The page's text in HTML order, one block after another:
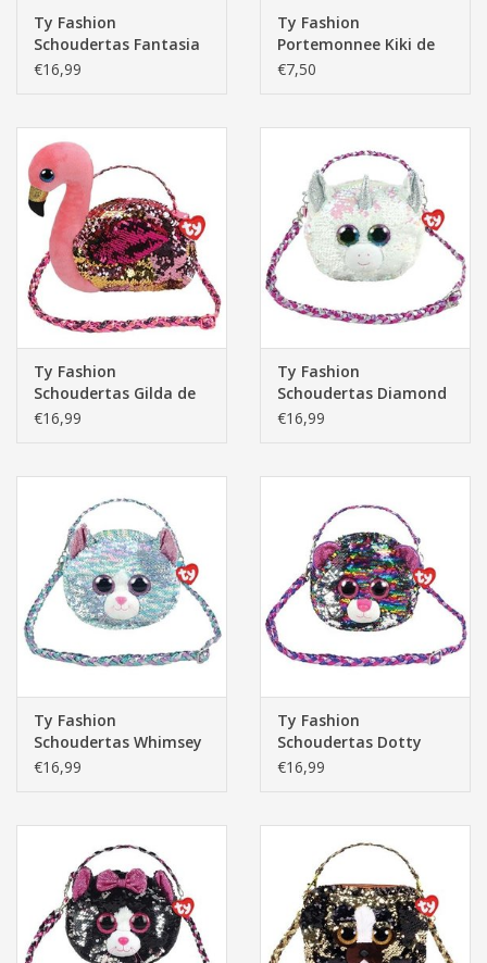
Ty Fashion
Schoudertas Fantasia
Unicorn 20cm
€16,99
Ty Fashion
Portemonnee Kiki de
Grijze Kat 13cm
€7,50
Ty Fashion
Schoudertas Gilda de
Roze Flamingo 20cm
€16,99
Ty Fashion
Schoudertas Diamond
de Witte Eenhoorn
€16,99
Ty Fashion
Schoudertas Whimsey
de Kat 20cm
€16,99
Ty Fashion
Schoudertas Dotty
Leopard 20cm
€16,99